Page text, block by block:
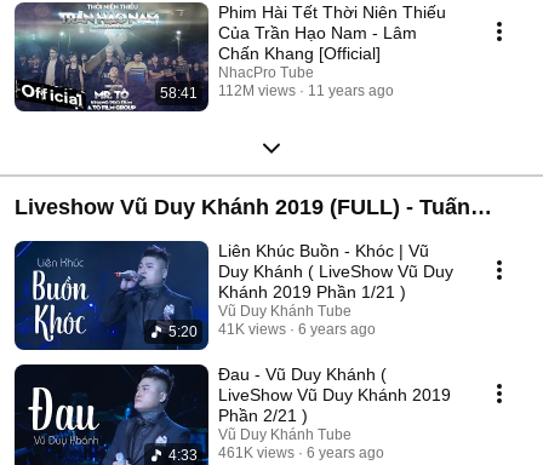
58:41
Phim Hài Tết Thời Niên Thiếu
Của Trần Hạo Nam - Lâm
Chấn Khang [Official]
NhacPro Tube
112M views
11 years ago
Liveshow Vũ Duy Khánh 2019 (FULL) - Tuấn
Hưng , Đạt G , Dương Hoàng Yến
5:20
Liên Khúc Buồn - Khóc | Vũ
Duy Khánh ( LiveShow Vũ Duy
Khánh 2019 Phần 1/21 )
Vũ Duy Khánh Tube
41K views
6 years ago
4:33
Đau - Vũ Duy Khánh (
LiveShow Vũ Duy Khánh 2019
Phần 2/21 )
Vũ Duy Khánh Tube
461K views
6 years ago